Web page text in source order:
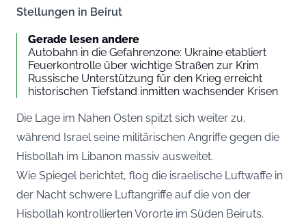
Stellungen in Beirut
Gerade lesen andere
Autobahn in die Gefahrenzone: Ukraine etabliert
Feuerkontrolle über wichtige Straßen zur Krim
Russische Unterstützung für den Krieg erreicht
historischen Tiefstand inmitten wachsender Krisen
Die Lage im Nahen Osten spitzt sich weiter zu,
während Israel seine militärischen Angriffe gegen die
Hisbollah im Libanon massiv ausweitet.
Wie Spiegel berichtet, flog die israelische Luftwaffe in
der Nacht schwere Luftangriffe auf die von der
Hisbollah kontrollierten Vororte im Süden Beiruts.